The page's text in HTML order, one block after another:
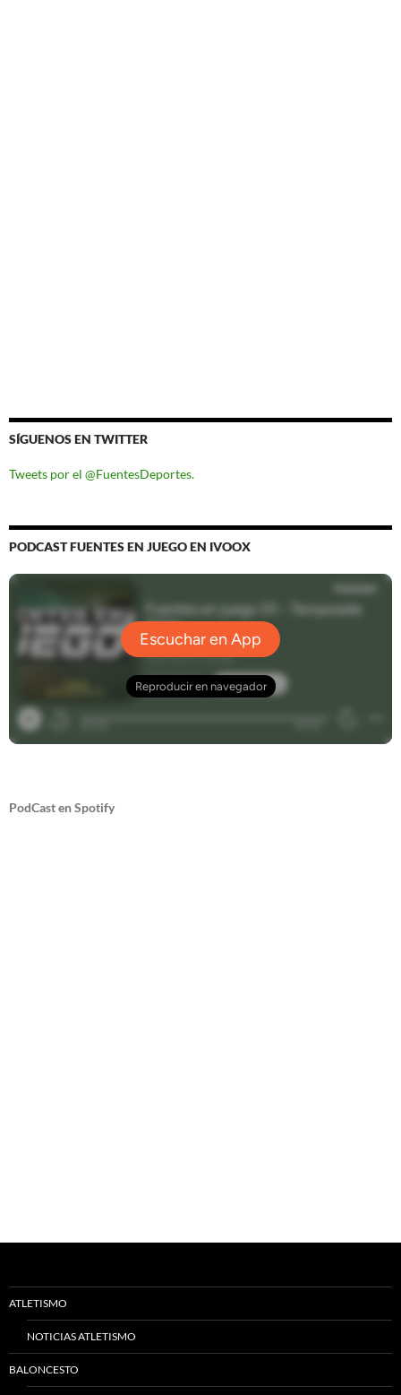
SÍGUENOS EN TWITTER
Tweets por el @FuentesDeportes.
PODCAST FUENTES EN JUEGO EN IVOOX
PodCast en Spotify
ATLETISMO
NOTICIAS ATLETISMO
BALONCESTO